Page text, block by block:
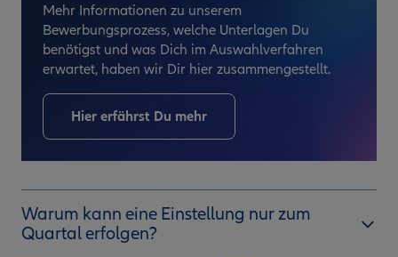
Mehr Informationen zu unserem
Bewerbungsprozess, welche Unterlagen Du
benötigst und was Dich im Auswahlverfahren
erwartet, haben wir Dir hier zusammengestellt.
Hier erfährst Du mehr
Warum kann eine Einstellung nur zum
Quartal erfolgen?